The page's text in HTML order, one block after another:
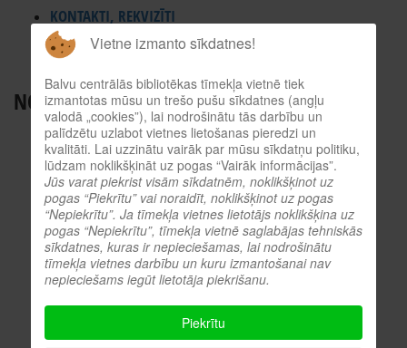
KONTAKTI, REKVIZĪTI
BALVU NOVADA BIBLIOTĒKAS
NODERĪGI RESURSI
TIEŠSAISTES KATALOGS
KULTŪRVĒSTURES DATUBĀZE
MĒS ESAM POPULĀRI!
ATTĒLI NO PASĀKUMIEM
LNB DIGITĀLĀ BIBLIOTĒKA
KULTŪRA TĪMEKLĪ
VĒRTS IZLASĪT!
PROFESIONĀLIE RESURSI
O.SLIŠĀNS
Vietne izmanto sīkdatnes!
Balvu centrālās bibliotēkas tīmekļa vietnē tiek
izmantotas mūsu un trešo pušu sīkdatnes (angļu
valodā „cookies”), lai nodrošinātu tās darbību un
palīdzētu uzlabot vietnes lietošanas pieredzi un
kvalitāti. Lai uzzinātu vairāk par mūsu sīkdatņu politiku,
lūdzam noklikšķināt uz pogas “Vairāk informācijas”.
Jūs varat piekrist visām sīkdatnēm, noklikšķinot uz
pogas “Piekrītu” vai noraidīt, noklikšķinot uz pogas
“Nepiekrītu”. Ja tīmekļa vietnes lietotājs noklikšķina uz
pogas “Nepiekrītu”, tīmekļa vietnē saglabājas tehniskās
sīkdatnes, kuras ir nepieciešamas, lai nodrošinātu
tīmekļa vietnes darbību un kuru izmantošanai nav
nepieciešams iegūt lietotāja piekrišanu.
Piekrītu